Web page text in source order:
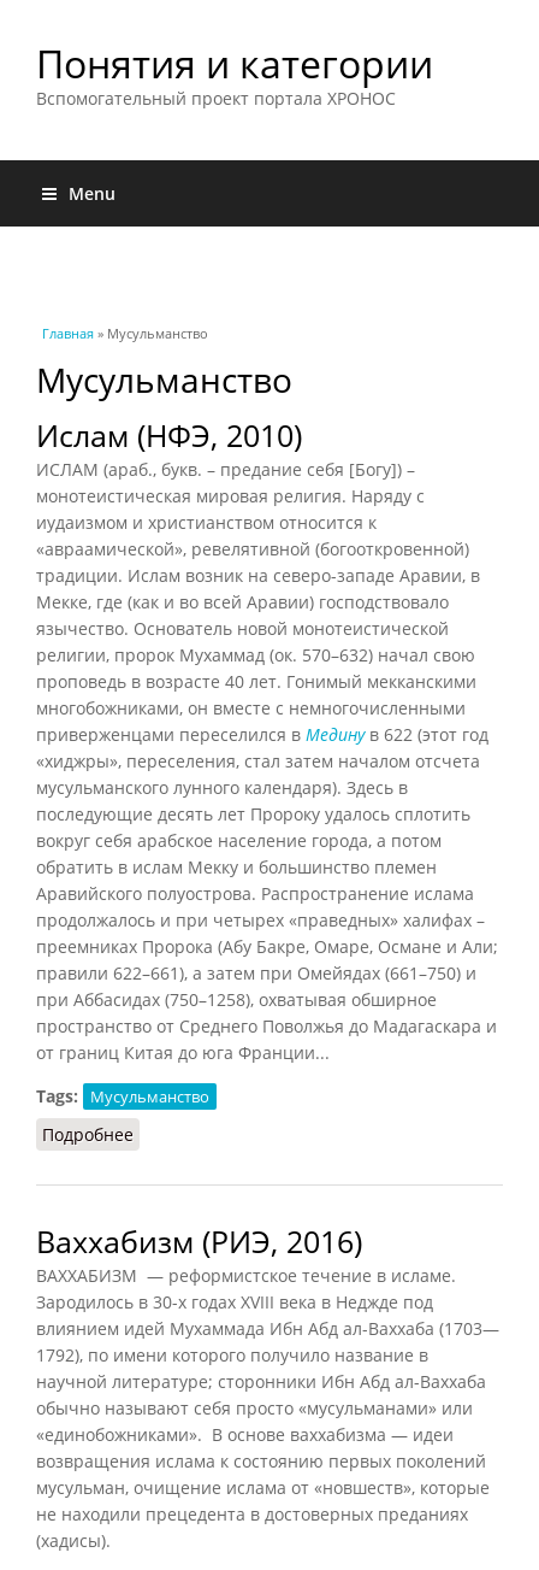
Понятия и категории
Вспомогательный проект портала ХРОНОС
Menu
Вы здесь
Главная » Мусульманство
Мусульманство
Ислам (НФЭ, 2010)
ИСЛАМ (араб., букв. – предание себя [Богу]) –
монотеистическая мировая религия. Наряду с
иудаизмом и христианством относится к
«авраамической», ревелятивной (богооткровенной)
традиции. Ислам возник на северо-западе Аравии, в
Мекке, где (как и во всей Аравии) господствовало
язычество. Основатель новой монотеистической
религии, пророк Мухаммад (ок. 570–632) начал свою
проповедь в возрасте 40 лет. Гонимый мекканскими
многобожниками, он вместе с немногочисленными
приверженцами переселился в Мединув 622 (этот год
«хиджры», переселения, стал затем началом отсчета
мусульманского лунного календаря). Здесь в
последующие десять лет Пророку удалось сплотить
вокруг себя арабское население города, а потом
обратить в ислам Мекку и большинство племен
Аравийского полуострова. Распространение ислама
продолжалось и при четырех «праведных» халифах –
преемниках Пророка (Абу Бакре, Омаре, Османе и Али;
правили 622–661), а затем при Омейядах (661–750) и
при Аббасидах (750–1258), охватывая обширное
пространство от Среднего Поволжья до Мадагаскара и
от границ Китая до юга Франции...
Tags:
Мусульманство
Подробнее
Ваххабизм (РИЭ, 2016)
ВАХХАБИЗМ — реформистское течение в исламе.
Зародилось в 30-х годах XVIII века в Неджде под
влиянием идей Мухаммада Ибн Абд ал-Ваххаба (1703—
1792), по имени которого получило название в
научной литературе; сторонники Ибн Абд ал-Ваххаба
обычно называют себя просто «мусульманами» или
«единобожниками». В основе ваххабизма — идеи
возвращения ислама к состоянию первых поколений
мусульман, очищение ислама от «новшеств», которые
не находили прецедента в достоверных преданиях
(хадисы).